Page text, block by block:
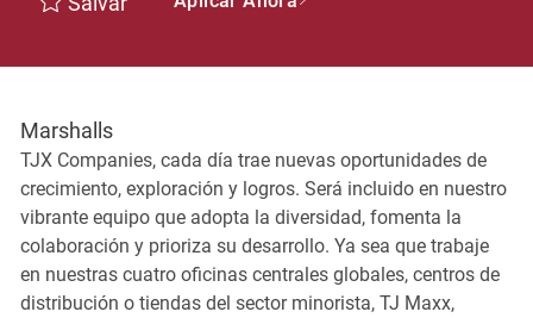
Marshalls
TJX Companies, cada día trae nuevas oportunidades de
crecimiento, exploración y logros. Será incluido en nuestro
vibrante equipo que adopta la diversidad, fomenta la
colaboración y prioriza su desarrollo. Ya sea que trabaje
en nuestras cuatro oficinas centrales globales, centros de
distribución o tiendas del sector minorista, TJ Maxx,